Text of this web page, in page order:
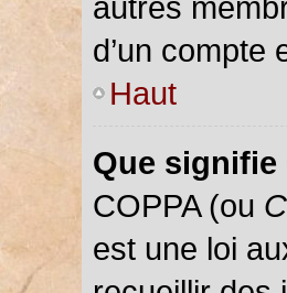
d’un compte
Haut
Que signifie
COPPA (ou
est une loi